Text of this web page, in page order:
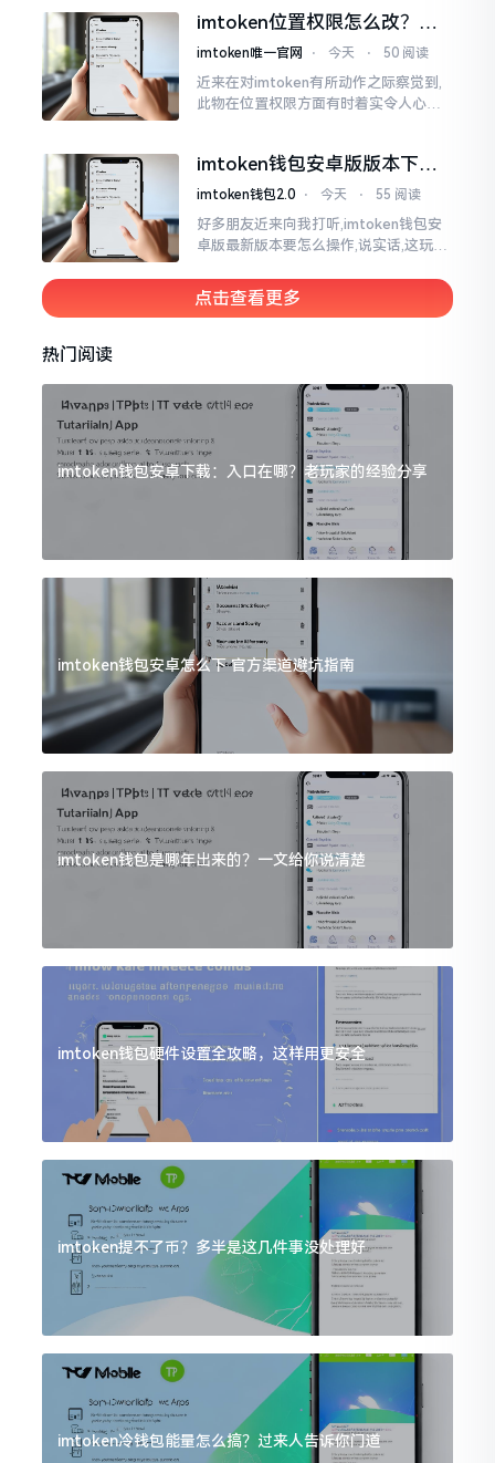
imtoken位置权限怎么改？手
把手教你搞定
imtoken唯一官网 ⋅ 今天 ⋅ 50 阅读
近来在对imtoken有所动作之际察觉到,
此物在位置权限方面有时着实令人心生
的模样
imtoken钱包安卓版版本下载
安装教程
imtoken钱包2.0 ⋅ 今天 ⋅ 55 阅读
好多朋友近来向我打听,imtoken钱包安
卓版最新版本要怎么操作,说实话,这玩意
都快两年了,从1.8版本一直跟到现在的2.
0版本
点击查看更多
热门阅读
imtoken钱包安卓下载：入口在哪？老玩家的经验分享
imtoken钱包安卓怎么下 官方渠道避坑指南
imtoken钱包是哪年出来的？一文给你说清楚
imtoken钱包硬件设置全攻略，这样用更安全
imtoken提不了币？多半是这几件事没处理好
imtoken冷钱包能量怎么搞？过来人告诉你门道